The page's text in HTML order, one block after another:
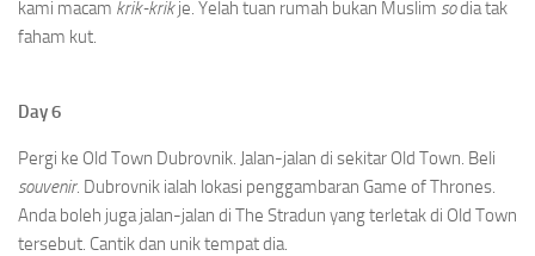
kami macam krik-krikje. Yelah tuan rumah bukan Muslim sodia tak
faham kut.
Day 6
Pergi ke Old Town Dubrovnik. Jalan-jalan di sekitar Old Town. Beli
souvenir. Dubrovnik ialah lokasi penggambaran Game of Thrones.
Anda boleh juga jalan-jalan di The Stradun yang terletak di Old Town
tersebut. Cantik dan unik tempat dia.